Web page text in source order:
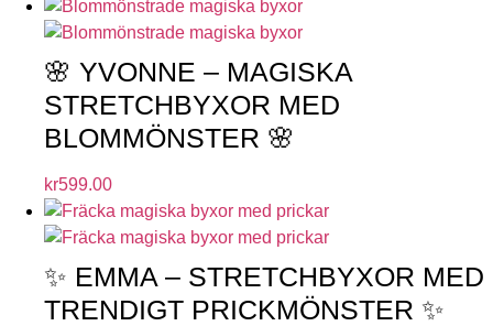
🌸 YVONNE – MAGISKA
STRETCHBYXOR MED
BLOMMÖNSTER 🌸
kr599.00
✨ EMMA – STRETCHBYXOR MED
TRENDIGT PRICKMÖNSTER ✨